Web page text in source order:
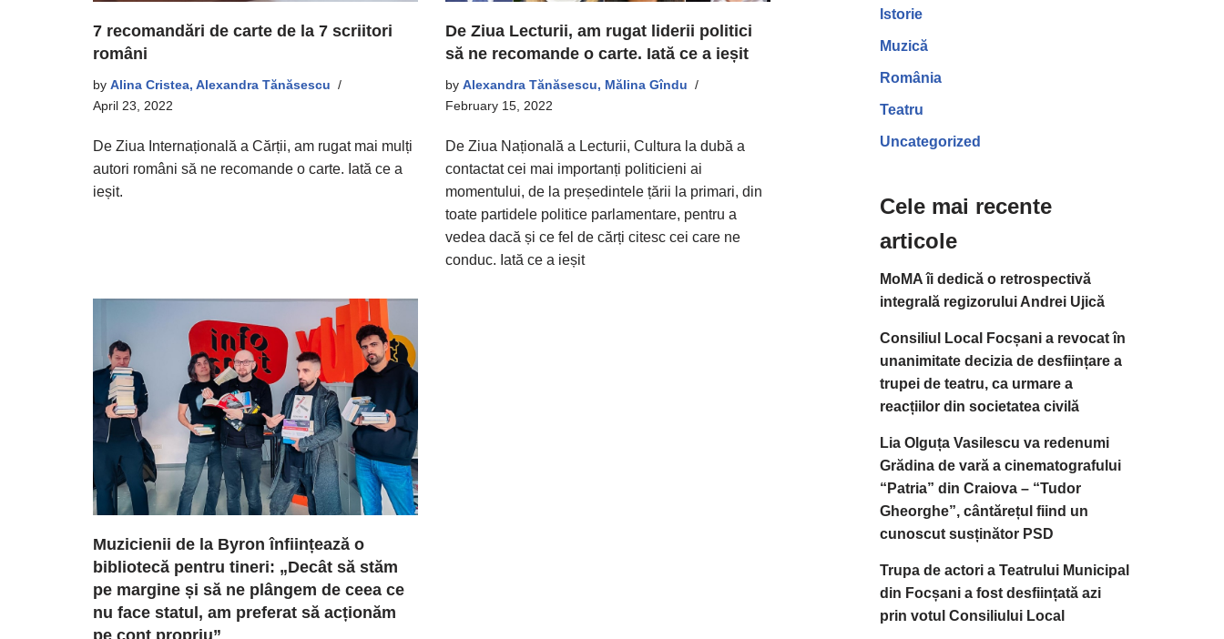
7 recomandări de carte de la 7 scriitori
români
by Alina Cristea, Alexandra Tănăsescu
April 23, 2022
De Ziua Internațională a Cărții, am rugat mai mulți
autori români să ne recomande o carte. Iată ce a
ieșit.
De Ziua Lecturii, am rugat liderii politici
să ne recomande o carte. Iată ce a ieșit
by Alexandra Tănăsescu, Mălina Gîndu
February 15, 2022
De Ziua Națională a Lecturii, Cultura la dubă a
contactat cei mai importanți politicieni ai
momentului, de la președintele țării la primari, din
toate partidele politice parlamentare, pentru a
vedea dacă și ce fel de cărți citesc cei care ne
conduc. Iată ce a ieșit
Muzicienii de la Byron înființează o
bibliotecă pentru tineri: „Decât să stăm
pe margine și să ne plângem de ceea ce
nu face statul, am preferat să acționăm
Istorie
Muzică
România
Teatru
Uncategorized
Cele mai recente
articole
MoMA îi dedică o retrospectivă
integrală regizorului Andrei Ujică
Consiliul Local Focșani a revocat în
unanimitate decizia de desființare a
trupei de teatru, ca urmare a
reacțiilor din societatea civilă
Lia Olguța Vasilescu va redenumi
Grădina de vară a cinematografului
“Patria” din Craiova – “Tudor
Gheorghe”, cântărețul fiind un
cunoscut susținător PSD
Trupa de actori a Teatrului Municipal
din Focșani a fost desființată azi
prin votul Consiliului Local